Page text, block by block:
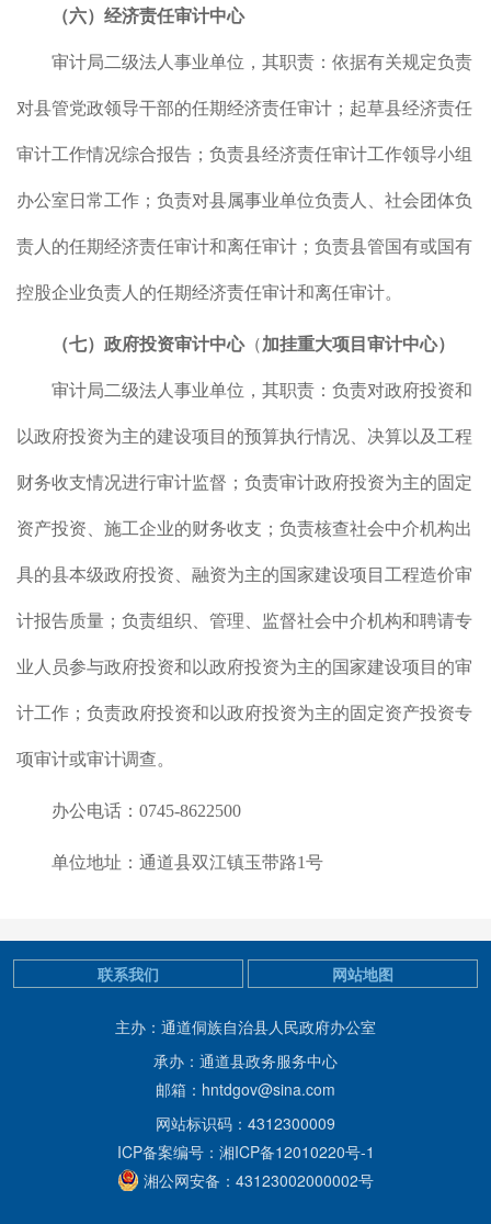
（六）经济责任审计中心
审计局二级法人事业单位，其职责：依据有关规定负责
对县管党政领导干部的任期经济责任审计；起草县经济责任
审计工作情况综合报告；负责县经济责任审计工作领导小组
办公室日常工作；负责对县属事业单位负责人、社会团体负
责人的任期经济责任审计和离任审计；负责县管国有或国有
控股企业负责人的任期经济责任审计和离任审计。
（七）政府投资审计中心（加挂重大项目审计中心）
审计局二级法人事业单位，其职责：负责对政府投资和
以政府投资为主的建设项目的预算执行情况、决算以及工程
财务收支情况进行审计监督；负责审计政府投资为主的固定
资产投资、施工企业的财务收支；负责核查社会中介机构出
具的县本级政府投资、融资为主的国家建设项目工程造价审
计报告质量；负责组织、管理、监督社会中介机构和聘请专
业人员参与政府投资和以政府投资为主的国家建设项目的审
计工作；负责政府投资和以政府投资为主的固定资产投资专
项审计或审计调查。
办公电话： 0745-8622500
单位地址：通道县双江镇玉带路1号
主办：通道侗族自治县人民政府办公室
承办：通道县政务服务中心
邮箱：hntdgov@sina.com
网站标识码：4312300009
ICP备案编号：湘ICP备12010220号-1
湘公网安备：43123002000002号
联系我们 网站地图